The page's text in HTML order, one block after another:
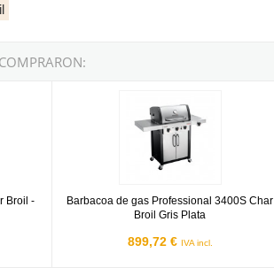
Broil -
Broil - Negra
Barbacoa de gas Professional 3400S Char
Broil Gris Plata
899,72 € IVA incl.